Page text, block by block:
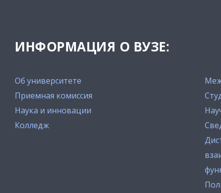
ИНФОРМАЦИЯ О ВУЗЕ:
Об университете
Приемная комиссия
Наука и инновации
Колледж